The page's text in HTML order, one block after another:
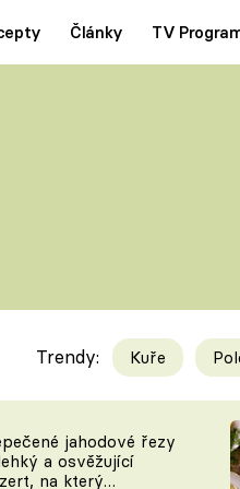
Články TV
Videorecepty
TEĎ VAŘÍ ŠÉF!
Trendy: Kuře
jahodové řezy
a osvěžující
na který